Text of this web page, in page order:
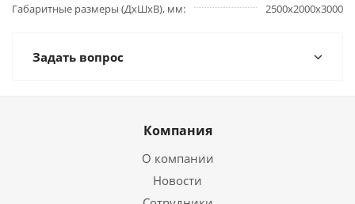
Габаритные размеры (ДхШхВ), мм
2500х2000х3000
Задать вопрос
Компания
О компании
Новости